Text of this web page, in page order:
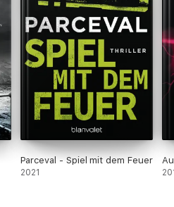
Parceval - Spiel mit dem Feuer
2021